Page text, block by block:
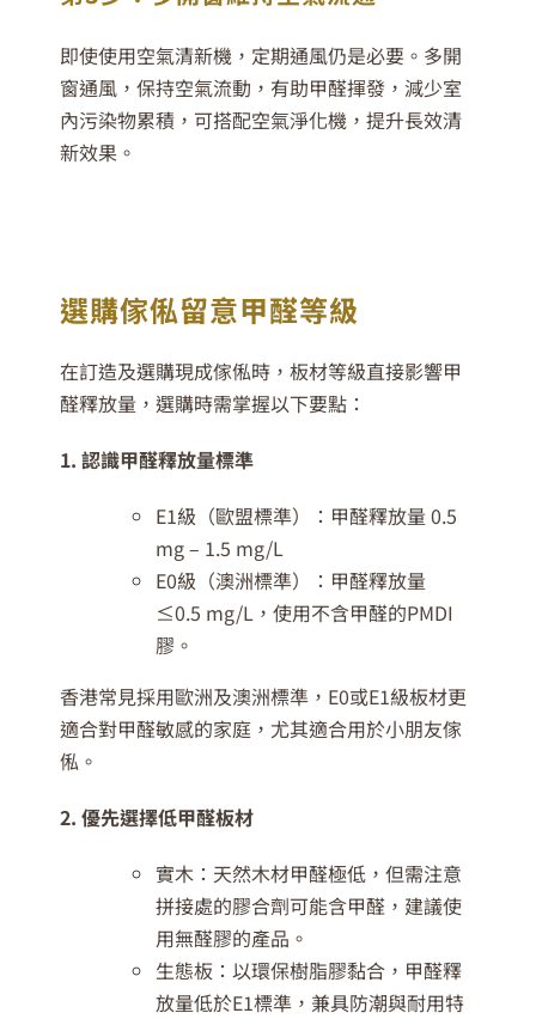
即使使用空氣清新機，定期通風仍是必要。多開
窗通風，保持空氣流動，有助甲醛揮發，減少室
內污染物累積，可搭配空氣淨化機，提升長效清
新效果。
選購傢俬留意甲醛等級
在訂造及選購現成傢俬時，板材等級直接影響甲
醛釋放量，選購時需掌握以下要點：
1. 認識甲醛釋放量標準
E1級（歐盟標準）：甲醛釋放量 0.5
mg – 1.5 mg/L
E0級（澳洲標準）：甲醛釋放量
≤0.5 mg/L，使用不含甲醛的PMDI
膠。
香港常見採用歐洲及澳洲標準，E0或E1級板材更
適合對甲醛敏感的家庭，尤其適合用於小朋友傢
俬。
2. 優先選擇低甲醛板材
實木：天然木材甲醛極低，但需注意
拼接處的膠合劑可能含甲醛，建議使
用無醛膠的產品。
生態板：以環保樹脂膠黏合，甲醛釋
放量低於E1標準，兼具防潮與耐用特